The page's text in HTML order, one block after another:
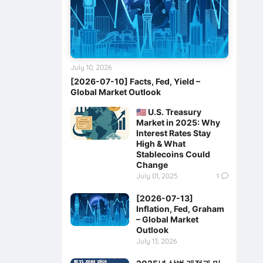
[2026-07-10] Facts, Fed, Yield –
Global Market Outlook
July 10, 2026
🇺🇸 U.S. Treasury
Market in 2025: Why
Interest Rates Stay
High & What
Stablecoins Could
Change
July 01, 2025 1
[2026-07-13]
Inflation, Fed, Graham
– Global Market
Outlook
July 13, 2026